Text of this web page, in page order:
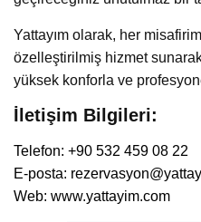
Yattayım olarak, her
özelleştirilmiş hizmet
yüksek konforla ve
İletişim Bilgileri:
Telefon: +90 532 459 08 22
E-posta:
Web: www.yattayim.com